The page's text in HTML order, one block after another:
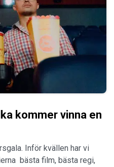
kommer vinna en
Inför kvällen har vi
bästa film, bästa regi,